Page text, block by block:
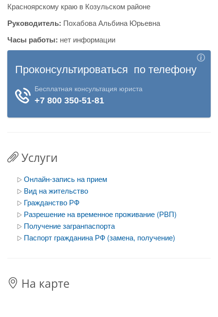
Красноярскому краю в Козульском районе
Руководитель: Похабова Альбина Юрьевна
Часы работы: нет информации
Услуги
Онлайн-запись на прием
Вид на жительство
Гражданство РФ
Разрешение на временное проживание (РВП)
Получение загранпаспорта
Паспорт гражданина РФ (замена, получение)
На карте